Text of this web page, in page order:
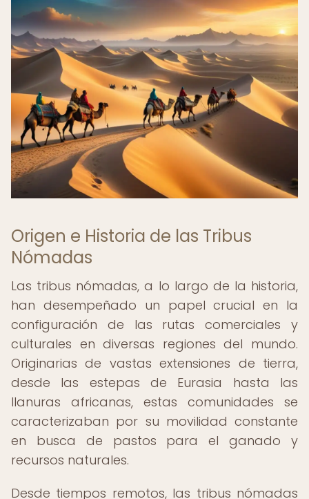
Origen e Historia de las Tribus
Nómadas
Las tribus nómadas, a lo largo de la historia,
han desempeñado un papel crucial en la
configuración de las rutas comerciales y
culturales en diversas regiones del mundo.
Originarias de vastas extensiones de tierra,
desde las estepas de Eurasia hasta las
llanuras africanas, estas comunidades se
caracterizaban por su movilidad constante
en busca de pastos para el ganado y
recursos naturales.
Desde tiempos remotos, las tribus nómadas